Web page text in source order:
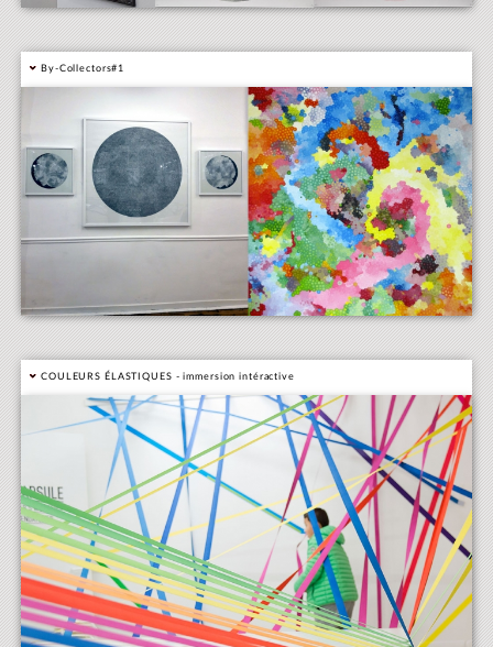
By-Collectors#1
COULEURS ÉLASTIQUES - immersion intéractive